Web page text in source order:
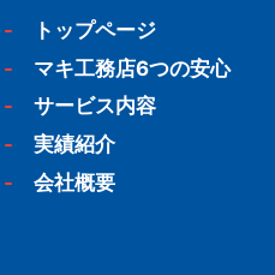
-
トップページ
-
マキ工務店6つの安心
-
サービス内容
-
実績紹介
-
会社概要